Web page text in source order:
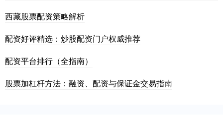
西藏股票配资策略解析
配资好评精选：炒股配资门户权威推荐
配资平台排行（全指南）
股票加杠杆方法：融资、配资与保证金交易指南